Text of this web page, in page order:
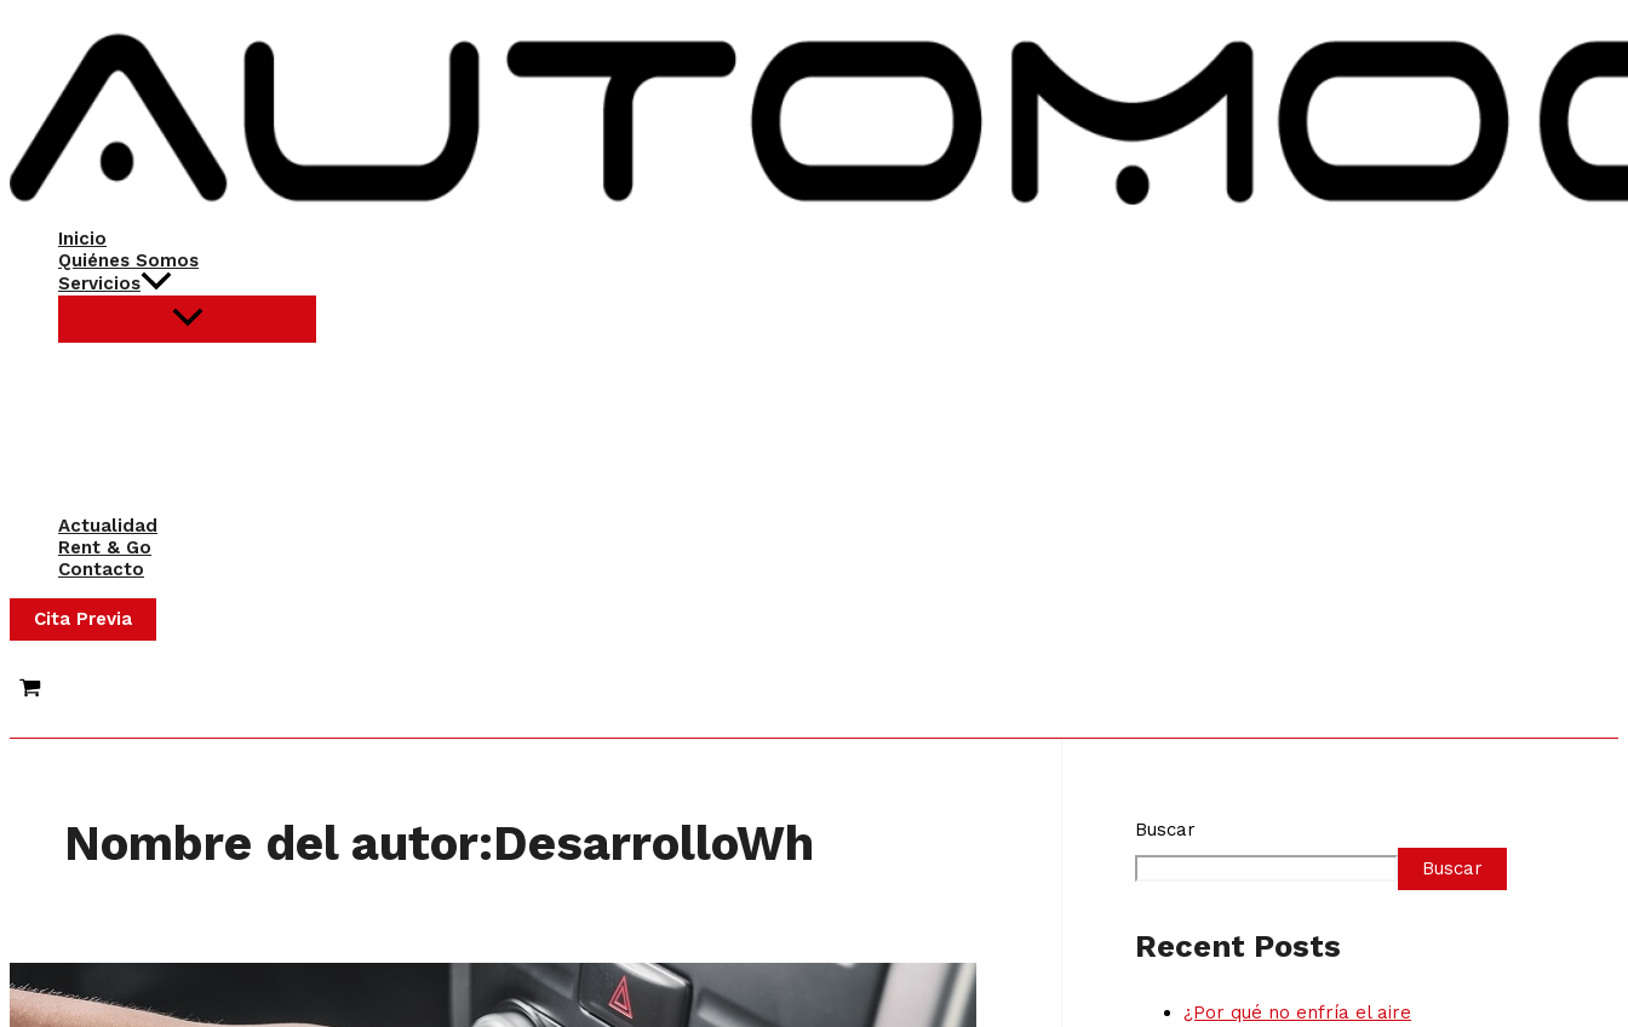
Inicio
Quiénes Somos
Servicios
Actualidad
Rent & Go
Contacto
Cita Previa
Nombre del autor:DesarrolloWh
Buscar
Buscar
Recent Posts
¿Por qué no enfría el aire